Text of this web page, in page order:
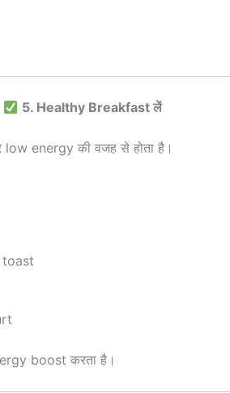
5. Healthy Breakfast लें
energy की वजह से होता है।
boost करता है।